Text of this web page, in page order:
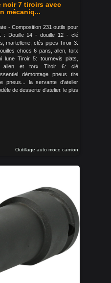
noir 7 tiroirs avec
mécaniq...
- Composition 231 outils pour
: Douille 14 - douille 12 - clé
martellerie, clés pipes Tiroir 3:
chocs 6 pans, allen, torx
Tiroir 5: tournevis plats,
allen et torx Tiroir 6: clé
démontage pneus tire
pneus... la servante d'atelier
de desserte d'atelier. le plus
Outillage auto moco camion